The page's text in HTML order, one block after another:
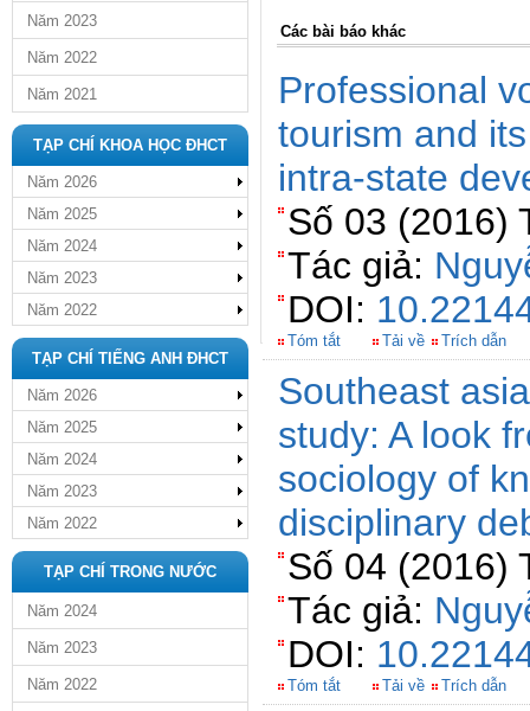
Năm 2023
Năm 2022
Năm 2021
TẠP CHÍ KHOA HỌC ĐHCT
Năm 2026
Năm 2025
Năm 2024
Năm 2023
Năm 2022
TẠP CHÍ TIẾNG ANH ĐHCT
Năm 2026
Năm 2025
Năm 2024
Năm 2023
Năm 2022
TẠP CHÍ TRONG NƯỚC
Năm 2024
Năm 2023
Năm 2022
Các bài báo khác
Professional
tourism and
intra-state
Số 03 (2016)
Tác giả:
DOI:
Tóm tắt Tải về Trích dẫn
Southeast
study: A look
sociology of
disciplinary
Số 04 (2016)
Tác giả:
DOI:
Tóm tắt Tải về Trích dẫn